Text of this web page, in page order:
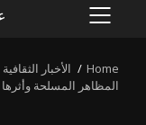
PRIMARY
Home
الأخبار الثقافية
المظاهر المسلحة